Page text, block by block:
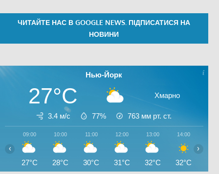
ЧИТАЙТЕ НАС В GOOGLE NEWS. ПІДПИСАТИСЯ НА
НОВИНИ
Нью-Йорк
27°C Хмарно
3.4 м/с 77% 763 мм рт. ст.
09:00
27°C
10:00
28°C
11:00
30°C
12:00
31°C
13:00
32°C
14:00
32°C
‹ ›